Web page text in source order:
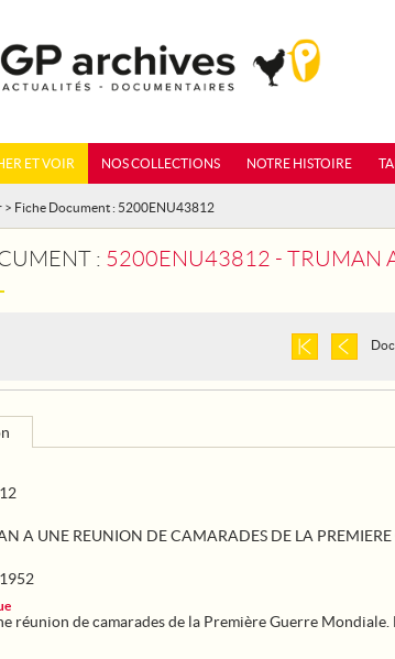
ET VOIR NOS COLLECTIONS NOTRE HISTOIRE
> Fiche Document : 5200ENU43812
: 5200ENU43812 - TRUMAN A
A UNE REUNION DE CAMARADES DE LA
réunion de camarades de la Première Guerre Mondiale.